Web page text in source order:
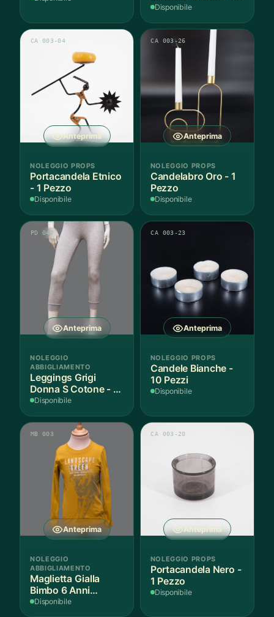
Pezzo
Disponibile
Anteprima
CA 003-04
NOLEGGIO PROPS
Portacandela Etnico
- 1 Pezzo
Disponibile
Anteprima
CA 003-26
NOLEGGIO PROPS
Candelabro Oro - 1
Pezzo
Disponibile
Anteprima
PD 047
NOLEGGIO
ABBIGLIAMENTO
Leggings Grigi
Donna S Cotone - 1
Paio
Disponibile
Anteprima
CA 003-23
NOLEGGIO PROPS
Candele Bianche -
10 Pezzi
Disponibile
Anteprima
MB 003
NOLEGGIO
ABBIGLIAMENTO
Maglietta Gialla
Bimbo 6 Anni
Cotone - 1 Pezzo
Disponibile
Anteprima
CA 003-20
NOLEGGIO PROPS
Portacandela Nero -
1 Pezzo
Disponibile